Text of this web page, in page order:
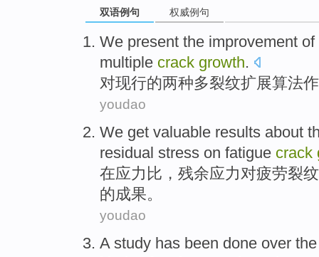
双语例句 权威例句
We present the improvement of
multiple crack growth.
对现行的两种多裂纹扩展算法作
youdao
We get valuable results about
residual stress on fatigue crack
在应力 比 ， 残余应力对疲劳裂纹
的成果。
youdao
A study has been done over the